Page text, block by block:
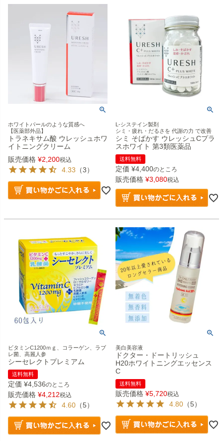
ホワイトパールのような質感へ
【医薬部外品】
トラネキサム酸 ウレッシュホワ
イトニングクリーム
販売価格 ¥2,200税込
4.33 （3）
L-システイン製剤
シミ・疲れ・だるさを 代謝の力 で改善
シミ そばかす ウレッシュCプラ
スホワイト 第3類医薬品
送料無料
定価 ¥4,400のところ
販売価格 ¥3,080税込
ビタミンC1200ｍｇ、コラーゲン、ラブ
レ菌、高麗人参
シーセレクトプレミアム
送料無料
定価 ¥4,536のところ
販売価格 ¥4,212税込
4.60 （5）
美白美容液
ドクター・ドートリッシュ
H20ホワイトニングエッセンス
C
送料無料
販売価格 ¥5,720税込
4.80 （5）